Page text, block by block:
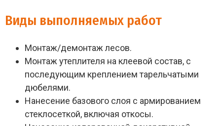
Виды выполняемых работ
Монтаж/демонтаж лесов.
Монтаж утеплителя на клеевой состав, с
последующим креплением тарельчатыми
дюбелями.
Нанесение базового слоя с армированием
стеклосеткой, включая откосы.